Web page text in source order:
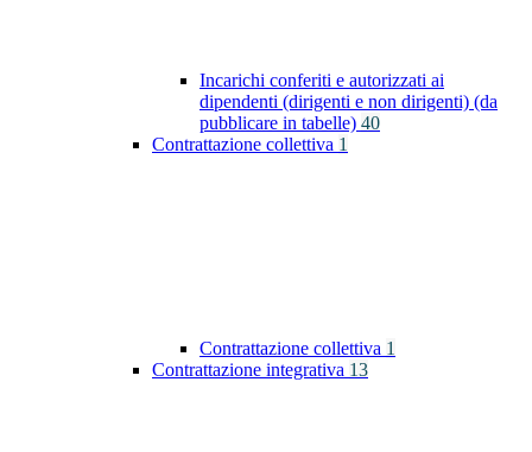
Incarichi conferiti e autorizzati ai
dipendenti (dirigenti e non dirigenti) (da
pubblicare in tabelle) 40
Contrattazione collettiva 1
Contrattazione collettiva 1
Contrattazione integrativa 13